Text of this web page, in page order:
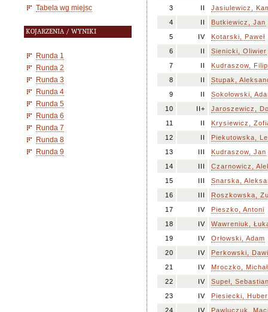
Tabela wg miejsc
KOJARZENIA / WYNIKI
Runda 1
Runda 2
Runda 3
Runda 4
Runda 5
Runda 6
Runda 7
Runda 8
Runda 9
3
II
Jasiulewicz,
4
II
Butkiewicz, Jan
5
IV
Kotarski, Paweł
6
II
Sienicki, Oliwier
7
II
Kudraszow, Filip
8
II
Stupak,
9
II
Sokołowski,
10
II+
Jaroszewicz,
11
II
Krysiewicz,
12
II
Piekutowska,
13
III
Kudraszow, Jan
14
III
Czarnowicz,
15
III
Snarska,
16
III
Roszkowska,
17
IV
Pieszko, Antoni
18
IV
Wawreniuk,
19
IV
Orłowski, Adam
20
IV
Perkowski,
21
IV
Mroczko, Michał
22
IV
Supeł,
23
IV
Piesiecki,
24
IV
Pawluczuk,